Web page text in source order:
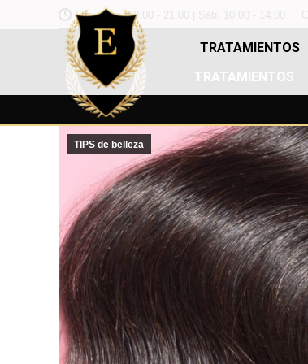
Lun. - Vie. 10:00 - 21:00 | Sáb. 10:00 - 14:00
TRATAMIENTOS
TIPS de belleza
TRATAMIENTOS